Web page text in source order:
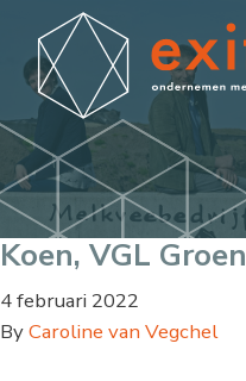
Koen, VGL Groen
4 februari 2022
ByCaroline van Vegchel